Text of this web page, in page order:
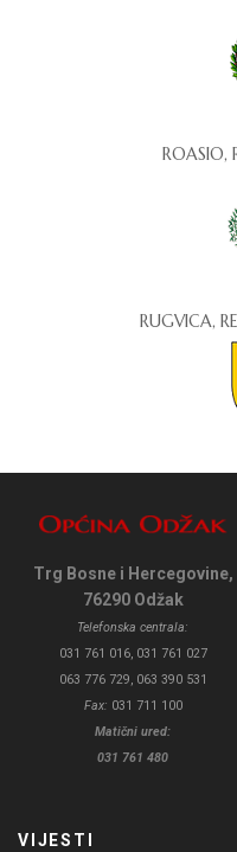
ROASIO,
RUGVICA,
Trg Bosne i Hercegovine,
76290 Odžak
Telefonska centrala:
031 761 016, 031 761 027
063 776 729, 063 390 531
Fax: 031 711 100
Matični ured:
031 761 480
VIJESTI